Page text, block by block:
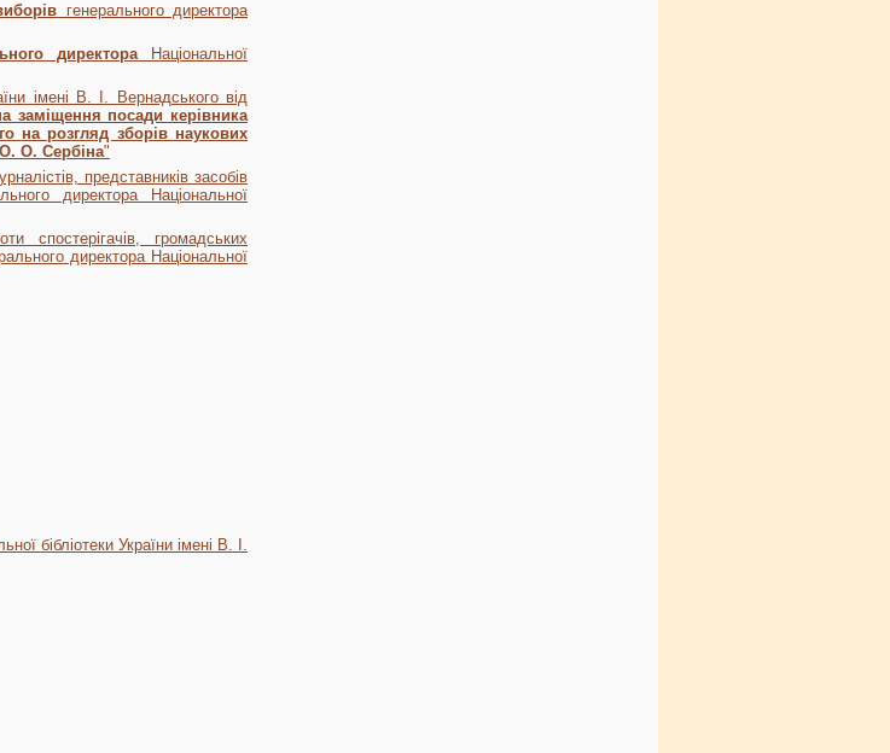
генерального директора
директора
Національної
імені В. І. Вернадського від
заміщення посади керівника
на розгляд зборів наукових
О. Сербіна"
представників засобів
директора Національної
спостерігачів, громадських
директора Національної
бібліотеки України імені В. І.